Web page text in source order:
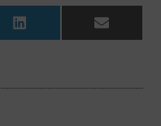
LinkedIn Email